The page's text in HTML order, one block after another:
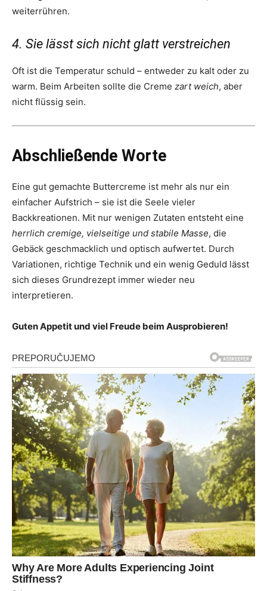
weiterrühren.
4. Sie lässt sich nicht glatt verstreichen
Oft ist die Temperatur schuld – entweder zu kalt oder zu
warm. Beim Arbeiten sollte die Creme zart weich, aber
nicht flüssig sein.
Abschließende Worte
Eine gut gemachte Buttercreme ist mehr als nur ein
einfacher Aufstrich – sie ist die Seele vieler
Backkreationen. Mit nur wenigen Zutaten entsteht eine
herrlich cremige, vielseitige und stabile Masse, die
Gebäck geschmacklich und optisch aufwertet. Durch
Variationen, richtige Technik und ein wenig Geduld lässt
sich dieses Grundrezept immer wieder neu
interpretieren.
Guten Appetit und viel Freude beim Ausprobieren!